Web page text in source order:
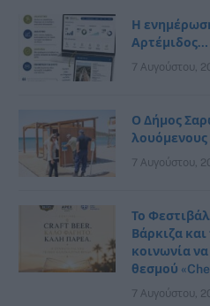
Η
Αρτέμιδος…
7 Αυγούστου,
Ο Δήμος
λουόμενους
7 Αυγούστου,
Το
Βάρκιζα
κοινωνία να
θεσμού
7 Αυγούστου,